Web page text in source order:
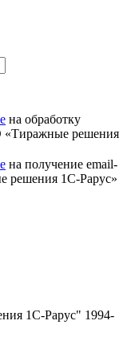
на обработку
«Тиражные решения
на получение email-
решения 1С-Рарус»
1С-Рарус" 1994-